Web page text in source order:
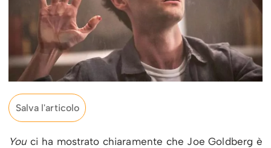
Salva l'articolo
Youci ha mostrato chiaramente che Joe Goldberg è